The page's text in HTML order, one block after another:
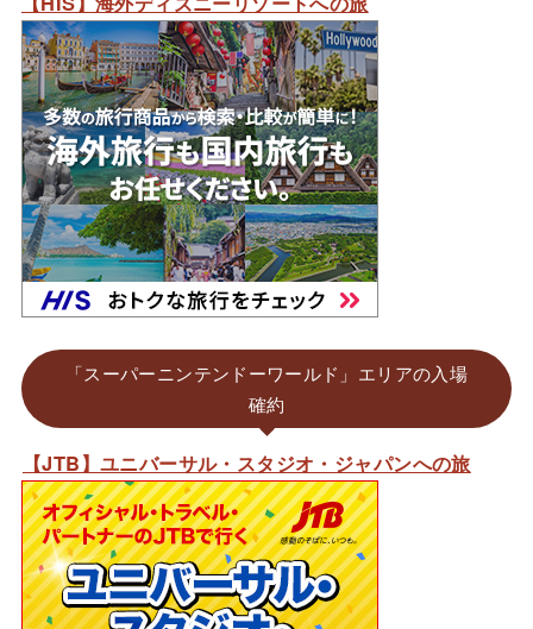
「スーパーニンテンドーワールド」エリアの入場
確約
【JTB】ユニバーサル・スタジオ・ジャパンへの旅